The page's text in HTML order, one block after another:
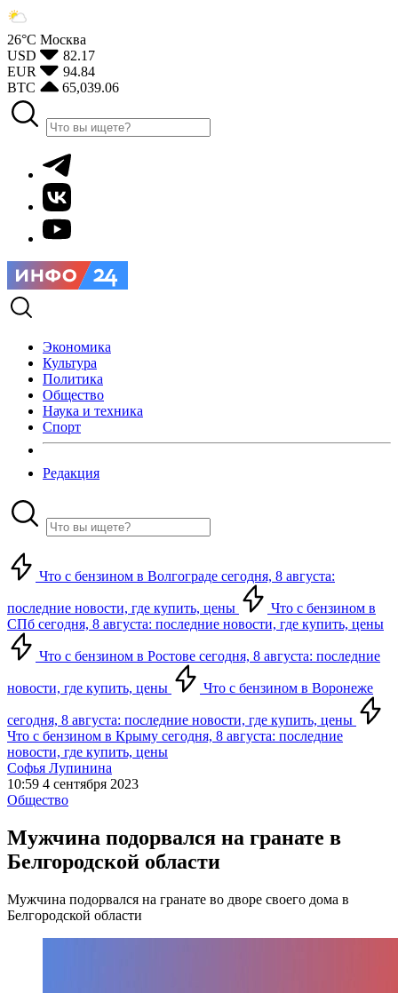
26°С Москва
USD
82.17
EUR
94.84
BTC
65,039.06
Экономика
Культура
Политика
Общество
Наука и техника
Спорт
Редакция
Что с бензином в Волгограде сегодня, 8 августа:
последние новости, где купить, цены
Что с бензином в
СПб сегодня, 8 августа: последние новости, где купить, цены
Что с бензином в Ростове сегодня, 8 августа: последние
новости, где купить, цены Что с бензином в Воронеже
сегодня, 8 августа: последние новости, где купить, цены
Что с бензином в Крыму сегодня, 8 августа: последние
новости, где купить, цены
Софья Лупинина
10:59 4 сентября 2023
Общество
Мужчина подорвался на гранате в
Белгородской области
Мужчина подорвался на гранате во дворе своего дома в
Белгородской области